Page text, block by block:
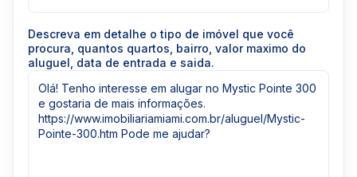
Descreva em detalhe o tipo de imóvel que você
procura, quantos quartos, bairro, valor maximo do
aluguel, data de entrada e saida.